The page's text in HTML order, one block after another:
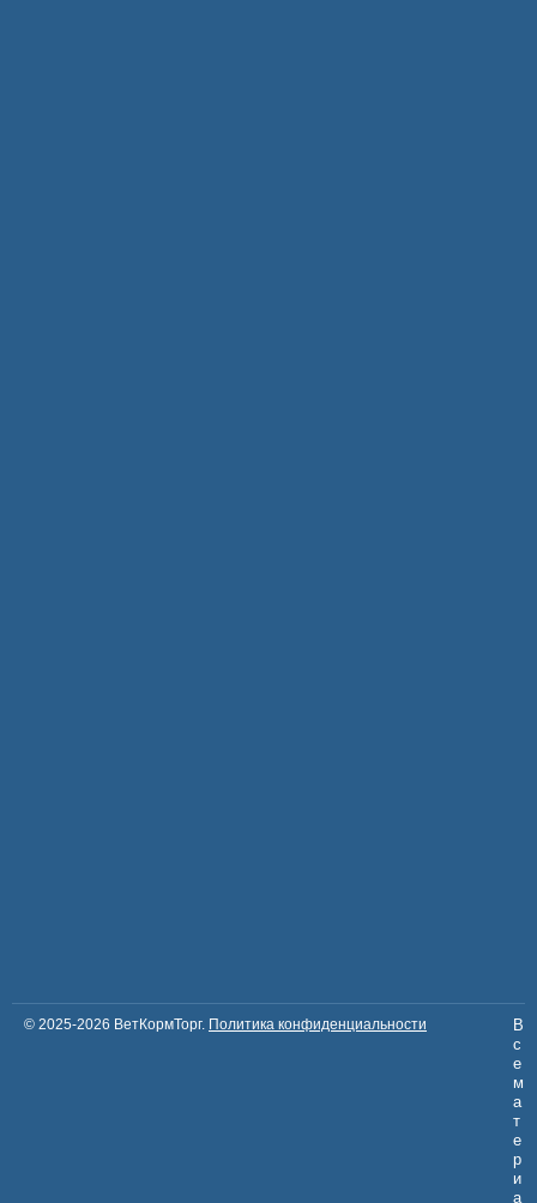
© 2025-2026 ВетКормТорг. Политика конфиденциальности
В
с
е
м
а
т
е
р
и
а